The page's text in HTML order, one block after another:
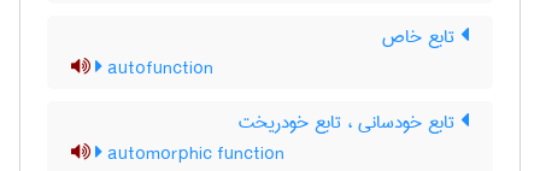
تابع خاص
autofunction
تابع خودسانی ، تابع خودریخت
automorphic function